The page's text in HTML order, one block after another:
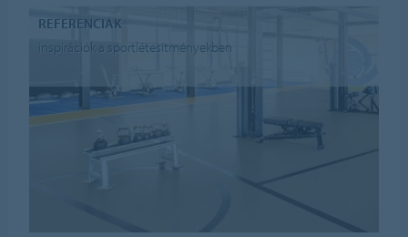
REFERENCIÁK
inspirációk a sportlétesítményekben